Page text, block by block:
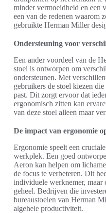
minder vermoeidheid en een
een van de redenen waarom
gebruikte Herman Miller
Ondersteuning voor
Een ander voordeel van de
stoel is ontworpen om
ondersteunen. Met
gebruikers de stoel kiezen
past. Dit zorgt ervoor dat
ergonomisch zitten kan
van deze stoel alleen maar
De impact van ergonomie
Ergonomie speelt een
werkplek. Een goed
Aeron kan helpen om
de focus te verbeteren. Dit
individuele werknemer, maar
geheel. Bedrijven die
bureaustoelen van Herman
algehele productiviteit.